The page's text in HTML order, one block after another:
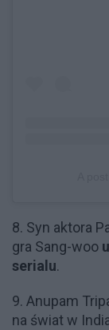
8. Syn aktora
gra Sang-woo
serialu.
9. Anupam
na świat w